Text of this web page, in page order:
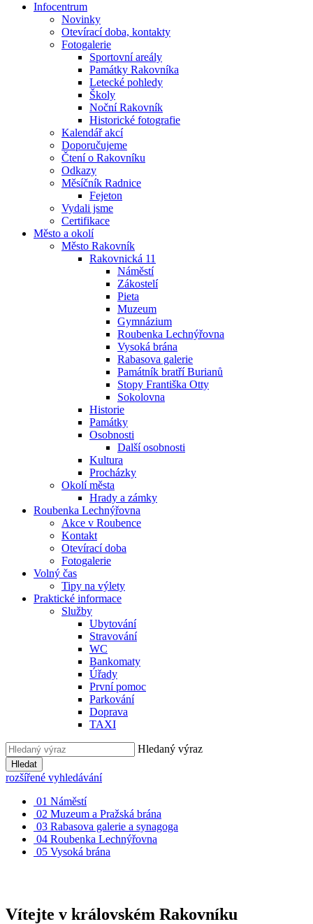
Infocentrum
Novinky
Otevírací doba, kontakty
Fotogalerie
Sportovní areály
Památky Rakovníka
Letecké pohledy
Školy
Noční Rakovník
Historické fotografie
Kalendář akcí
Doporučujeme
Čtení o Rakovníku
Odkazy
Měsíčník Radnice
Fejeton
Vydali jsme
Certifikace
Město a okolí
Město Rakovník
Rakovnická 11
Náměstí
Zákostelí
Pieta
Muzeum
Gymnázium
Roubenka Lechnýřovna
Vysoká brána
Rabasova galerie
Památník bratří Burianů
Stopy Františka Otty
Sokolovna
Historie
Památky
Osobnosti
Další osobnosti
Kultura
Procházky
Okolí města
Hrady a zámky
Roubenka Lechnýřovna
Akce v Roubence
Kontakt
Otevírací doba
Fotogalerie
Volný čas
Tipy na výlety
Praktické informace
Služby
Ubytování
Stravování
WC
Bankomaty
Úřady
První pomoc
Parkování
Doprava
TAXI
Hledaný výraz
Hledat
rozšířené vyhledávání
01 Náměstí
02 Muzeum a Pražská brána
03 Rabasova galerie a synagoga
04 Roubenka Lechnýřovna
05 Vysoká brána
Vítejte v královském Rakovníku